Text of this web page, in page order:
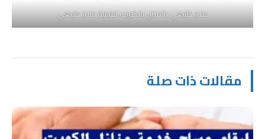
علاج طبيعي بالمنزل بالكويت فلبينية علاج طبيعي
مقالات ذات صلة